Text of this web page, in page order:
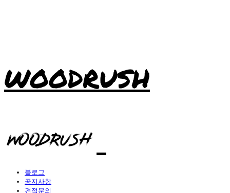
WOODRUSH
블로그
공지사항
견적문의